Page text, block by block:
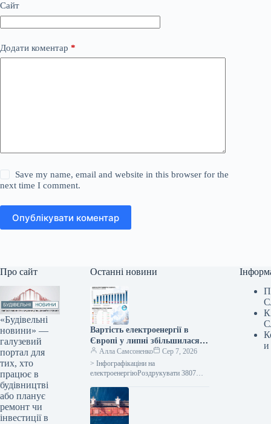
Сайт
Додати коментар *
Save my name, email and website in this browser for the
next time I comment.
Опублікувати коментар
Про сайт
«Будівельні
новини» —
галузевий
портал для
тих, хто
працює в
будівництві
або планує
ремонт чи
інвестиції в
Останні новини
Вартість електроенергії в
Європі у липні збільшилася
через високу температуру та
подорожчання природного
газу.
Алла Самсоненко
Сер 7, 2026
> Інфографікаціни на
електроенергіюРоздрукувати 3807
Європі в липні зросла через спеку та
подорожчання газу Читайте…
и